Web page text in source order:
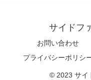
サイドフ
お問い合わせ
プライバシーポリシ
© 2023 サイ